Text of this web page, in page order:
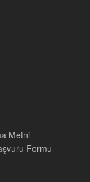
Mahkemeye
Ocak 2017
11. Hukuk
150
Metni
Formu